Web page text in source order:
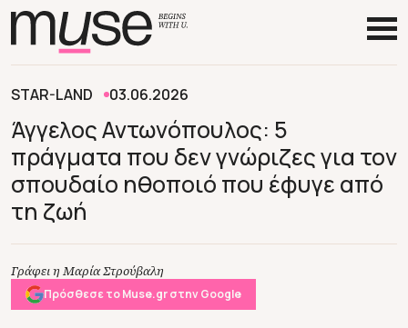
STAR-LAND 03.06.2026
Άγγελος Αντωνόπουλος: 5
πράγματα που δεν γνώριζες για τον
σπουδαίο ηθοποιό που έφυγε από
τη ζωή
Γράφει η Μαρία Στρούβαλη
Πρόσθεσε το Muse.gr στην Google